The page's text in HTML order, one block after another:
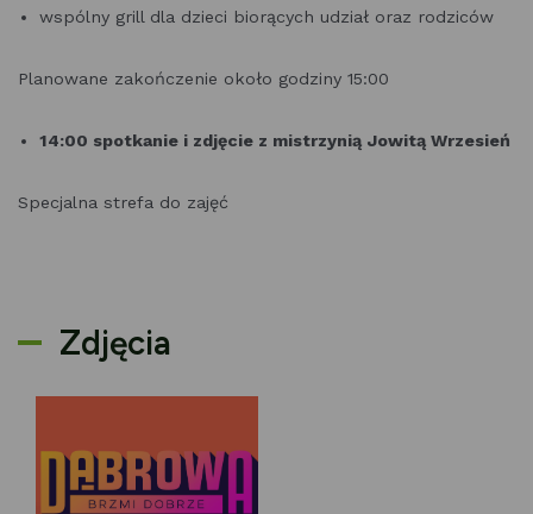
wspólny grill dla dzieci biorących udział oraz rodziców
Planowane zakończenie około godziny 15:00
14:00 spotkanie i zdjęcie z mistrzynią Jowitą Wrzesień
Specjalna strefa do zajęć
Zdjęcia